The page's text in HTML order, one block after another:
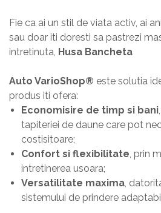
Fie ca ai un stil de viata activ, ai
sau doar iti doresti sa pastrezi
intretinuta, Husa Bancheta
Auto VarioShop® este solutia
produs iti ofera:
Economisire de timp si bani
tapiteriei de daune care pot
costisitoare;
Confort si flexibilitate, prin
intretinerea usoara;
Versatilitate maxima,
sistemului de prindere